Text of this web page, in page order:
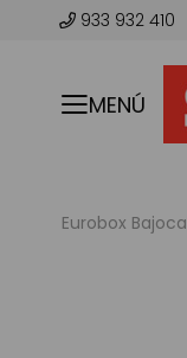
933 932 410
MENÚ
Eurobox